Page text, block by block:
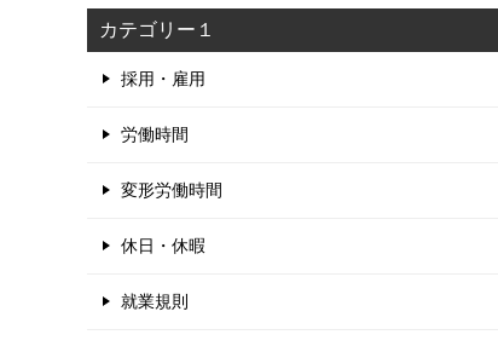
カテゴリー１
採用・雇用
労働時間
変形労働時間
休日・休暇
就業規則